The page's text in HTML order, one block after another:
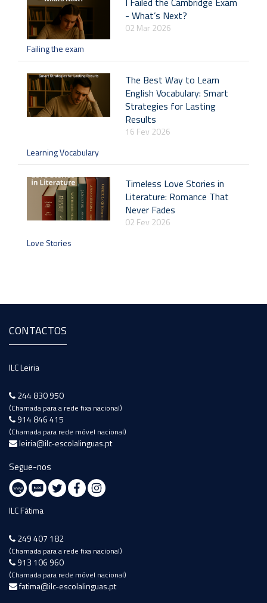
- What’s Next?
02 Mar 2026
Failing the exam
The Best Way to Learn
English Vocabulary: Smart
Strategies for Lasting
Results
16 Fev 2026
Learning Vocabulary
Timeless Love Stories in
Literature: Romance That
Never Fades
02 Fev 2026
Love Stories
CONTACTOS
ILC Leiria
244 830 950
(Chamada para a rede fixa nacional)
914 846 415
(Chamada para rede móvel nacional)
leiria@ilc-escolalinguas.pt
Segue-nos
ILC Fátima
249 407 182
(Chamada para a rede fixa nacional)
913 106 960
(Chamada para rede móvel nacional)
fatima@ilc-escolalinguas.pt